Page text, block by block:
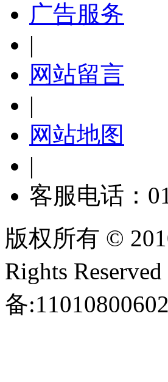
广告服务
|
网站留言
|
网站地图
|
客服电话：
版权所有 ©
Rights Reserved
备